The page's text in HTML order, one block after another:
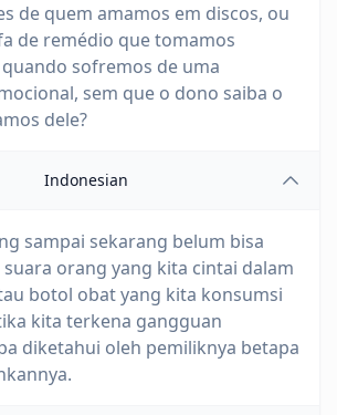
de quem amamos em discos, ou
de remédio que tomamos
sofremos de uma
sem que o dono saiba o
dele?
Indonesian
sampai sekarang belum bisa
orang yang kita cintai dalam
botol obat yang kita konsumsi
kita terkena gangguan
diketahui oleh pemiliknya betapa